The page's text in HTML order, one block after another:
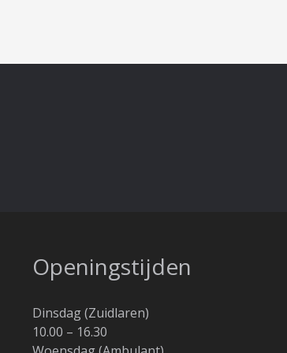
Openingstijden
Dinsdag (Zuidlaren)
10.00 – 16.30